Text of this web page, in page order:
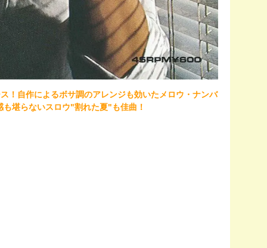
！自作によるボサ調のアレンジも効いたメロウ・ナンバ
堪らないスロウ"割れた夏"も佳曲！